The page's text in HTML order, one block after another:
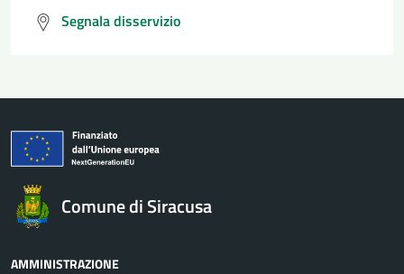
Segnala disservizio
Comune di Siracusa
AMMINISTRAZIONE